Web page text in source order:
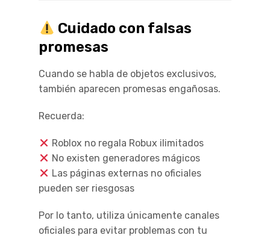
Cuidado con falsas
promesas
Cuando se habla de objetos exclusivos,
también aparecen promesas engañosas.
Recuerda:
Roblox no regala Robux ilimitados
No existen generadores mágicos
Las páginas externas no oficiales
pueden ser riesgosas
Por lo tanto, utiliza únicamente canales
oficiales para evitar problemas con tu